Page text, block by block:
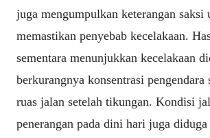
juga mengumpulkan keterangan saksi
memastikan penyebab kecelakaan.
sementara menunjukkan kecelakaan
berkurangnya konsentrasi pengendara
ruas jalan setelah tikungan. Kondisi
penerangan pada dini hari juga